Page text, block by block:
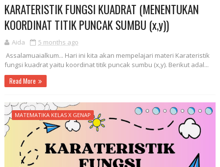
KARATERISTIK FUNGSI KUADRAT (MENENTUKAN
KOORDINAT TITIK PUNCAK SUMBU (x,y))
Aida
5 months ago
Assalamuaialkum... Hari ini kita akan mempelajari materi Karateristik
fungsi kuadrat yaitu koordinat titik puncak sumbu (x,y). Berikut adal...
Read More
MATEMATIKA KELAS X GENAP